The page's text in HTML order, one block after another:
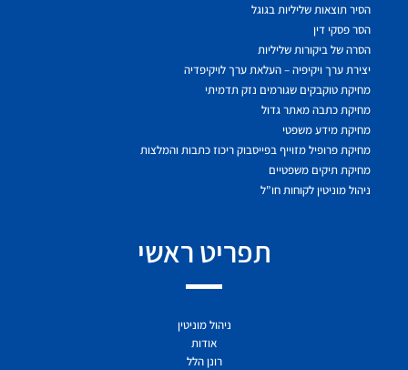
הסיר תוצאות שליליות בגוגל
הסר פסקי דין
הסרה של ביקורות שליליות
יצירת ערך ויקיפיה – העלאת ערך לויקיפדיה
מחיקת טוקבקים שגורמים נזק תדמיתי
מחיקת כתבה מאתר גדול
מחיקת מידע משפטי
מחיקת פרופיל מזוייף בפייסבוק ריכוז כתבות והמלצות
מחיקת תיקים משפטיים
ניהול מוניטין לקוחות חו"ל
תפריט ראשי
ניהול מוניטין
אודות
רונן הלל